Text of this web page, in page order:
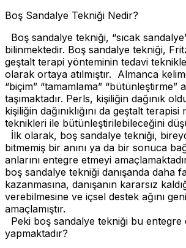
Boş Sandalye Tekniği Nedir?
Boş sandalye tekniği, “sıcak
bilinmektedir. Boş sandalye tekniği,
geştalt terapi yönteminin tedavi
olarak ortaya atılmıştır. Almanca
“biçim” “tamamlama” “bütünleştirme”
taşımaktadır. Perls, kişiliğin dağınık
kişiliğin dağınıklığını da geştalt terapisi
teknikleri ile bütünleştirilebileceğini
İlk olarak, boş sandalye tekniği,
bitmemiş bir anını ya da bir sonuca
anlarını entegre etmeyi
boş sandalye tekniği danışanda daha
kazanmasına, danışanın kararsız
verebilmesine ve içsel destek ağını
amaçlamıştır.
Peki boş sandalye tekniği bu entegre
yapmaktadır?